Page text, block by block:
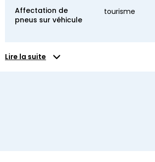
Affectation de
pneus sur véhicule
tourisme
Lire la suite